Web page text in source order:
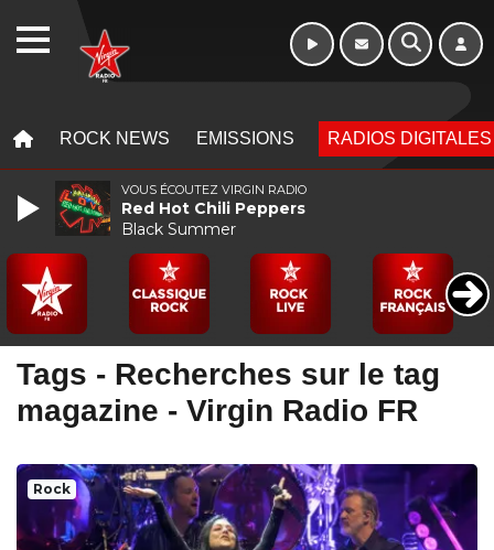
ROCK NEWS EMISSIONS RADIOS DIGITALES
Tags - Recherches sur le tag
magazine - Virgin Radio FR
Rock
VOUS ÉCOUTEZ VIRGIN RADIO
Red Hot Chili Peppers
Black Summer
WEBRADIO